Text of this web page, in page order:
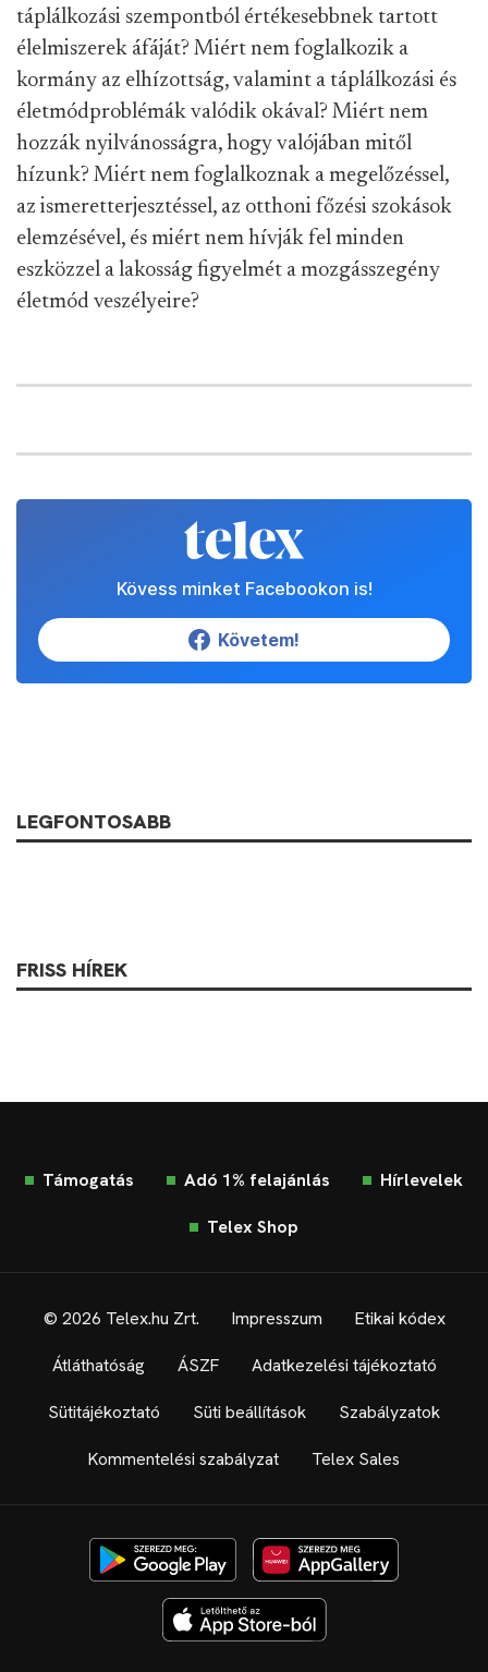
táplálkozási szempontból értékesebbnek tartott
élelmiszerek áfáját? Miért nem foglalkozik a
kormány az elhízottság, valamint a táplálkozási és
életmódproblémák valódik okával? Miért nem
hozzák nyilvánosságra, hogy valójában mitől
hízunk? Miért nem foglalkoznak a megelőzéssel,
az ismeretterjesztéssel, az otthoni főzési szokások
elemzésével, és miért nem hívják fel minden
eszközzel a lakosság figyelmét a mozgásszegény
életmód veszélyeire?
Kövess minket Facebookon is!
Követem!
LEGFONTOSABB
FRISS HÍREK
Támogatás Adó 1% felajánlás Hírlevelek
Telex Shop
© 2026 Telex.hu Zrt. Impresszum Etikai kódex
Átláthatóság ÁSZF Adatkezelési tájékoztató
Sütitájékoztató Süti beállítások Szabályzatok
Kommentelési szabályzat Telex Sales